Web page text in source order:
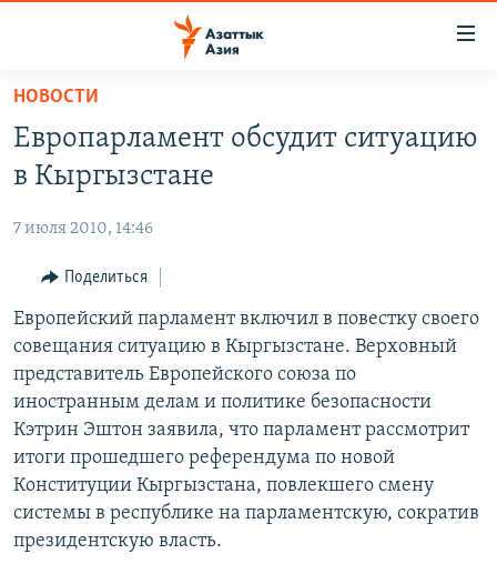
Вернуться
основному
содержанию
Вернутся
навигации
Вернутся
поиску
КАЗАХСТАН
УЗБЕКИСТАН
ТАДЖИКИСТАН
НОВОСТИ
ВОЙНА В УКРАИНЕ
НА ДРУГИХ ЯЗЫКАХ
ҚАЗАҚША
КЫРГЫЗЧА
ЎЗБЕКЧА
ТОҶИКӢ
TÜRKMENÇE
Все сайты РСЕ/РС
НОВОСТИ
Европарламент обсудит ситуацию
в Кыргызстане
7 июля 2010, 14:46
Поделиться
Европейский парламент включил в повестку своего
совещания ситуацию в Кыргызстане. Верховный
представитель Европейского союза по
иностранным делам и политике безопасности
Кэтрин Эштон заявила, что парламент рассмотрит
итоги прошедшего референдума по новой
Конституции Кыргызстана, повлекшего смену
системы в республике на парламентскую, сократив
президентскую власть.